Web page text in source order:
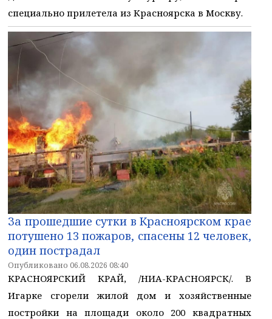
специально прилетела из Красноярска в Москву.
За прошедшие сутки в Красноярском крае
потушено 13 пожаров, спасены 12 человек,
один пострадал
Опубликовано 06.08.2026 08:40
КРАСНОЯРСКИЙ КРАЙ, /НИА-КРАСНОЯРСК/. В
Игарке сгорели жилой дом и хозяйственные
постройки на площади около 200 квадратных